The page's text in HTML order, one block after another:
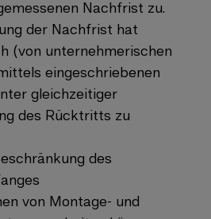
Nachfrist zu.
der Nachfrist hat
(von unternehmerischen
eingeschriebenen
gleichzeitiger
des Rücktritts zu
des
von Montage- und